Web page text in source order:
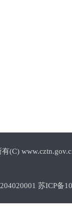
(C)
苏ICP备